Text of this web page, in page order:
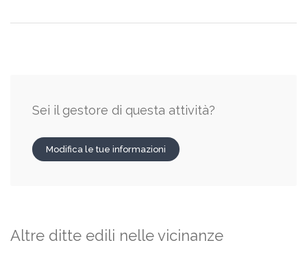
Sei il gestore di questa attività?
Modifica le tue informazioni
Altre ditte edili nelle vicinanze